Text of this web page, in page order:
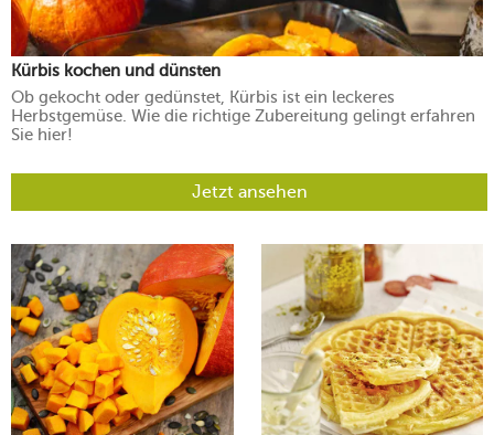
Kürbis kochen und dünsten
Ob gekocht oder gedünstet, Kürbis ist ein leckeres
Herbstgemüse. Wie die richtige Zubereitung gelingt erfahren
Sie hier!
Jetzt ansehen